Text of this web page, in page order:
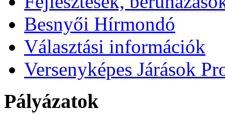
Besnyői Hírmondó
Választási információk
Versenyképes Járások
Pályázatok